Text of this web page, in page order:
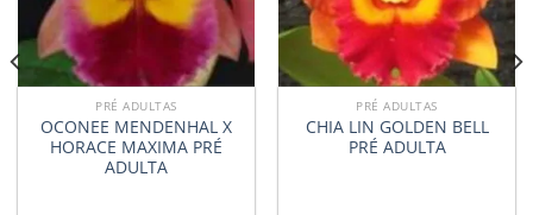
PRÉ ADULTAS
OCONEE MENDENHAL X
HORACE MAXIMA PRÉ
ADULTA
PRÉ ADULTAS
CHIA LIN GOLDEN BELL
PRÉ ADULTA